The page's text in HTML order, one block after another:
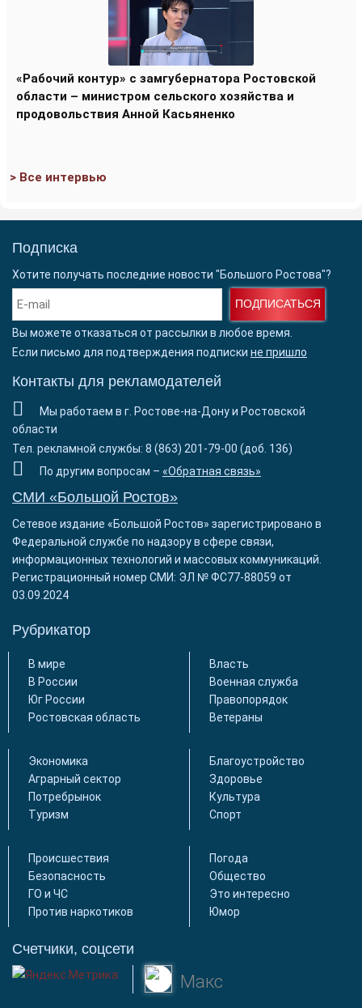
«Рабочий контур» с замгубернатора Ростовской
области – министром сельского хозяйства и
продовольствия Анной Касьяненко
> Все интервью
Подписка
Хотите получать последние новости "Большого Ростова"?
ПОДПИСАТЬСЯ
Вы можете отказаться от рассылки в любое время.
Если письмо для подтверждения подписки не пришло
Контакты для рекламодателей
Мы работаем в г. Ростове-на-Дону и Ростовской
области
Тел. рекламной службы: 8 (863) 201-79-00 (доб. 136)
По другим вопросам – «Обратная связь»
СМИ «Большой Ростов»
Сетевое издание «Большой Ростов» зарегистрировано в
Федеральной службе по надзору в сфере связи,
информационных технологий и массовых коммуникаций.
Регистрационный номер СМИ: ЭЛ № ФС77-88059 от
03.09.2024
Рубрикатор
В мире
В России
Юг России
Ростовская область
Власть
Военная служба
Правопорядок
Ветераны
Экономика
Аграрный сектор
Потребрынок
Туризм
Благоустройство
Здоровье
Культура
Спорт
Происшествия
Безопасность
ГО и ЧС
Против наркотиков
Погода
Общество
Это интересно
Юмор
Счетчики, соцсети
Макс